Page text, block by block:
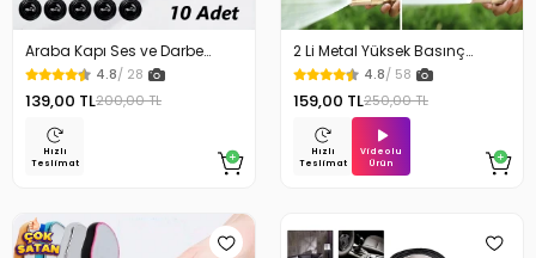
Araba Kapı Ses ve Darbe
Emici Pad 10 Adet
4.8/ 28
139,00 TL200,00 TL
Hızlı
Teslimat
2 Li Metal Yüksek Basınç
Yağmurlamalı Hortum Ucu
4.8/ 58
159,00 TL250,00 TL
Hızlı
Teslimat
Videolu
Ürün